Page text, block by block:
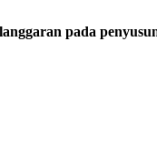
pada